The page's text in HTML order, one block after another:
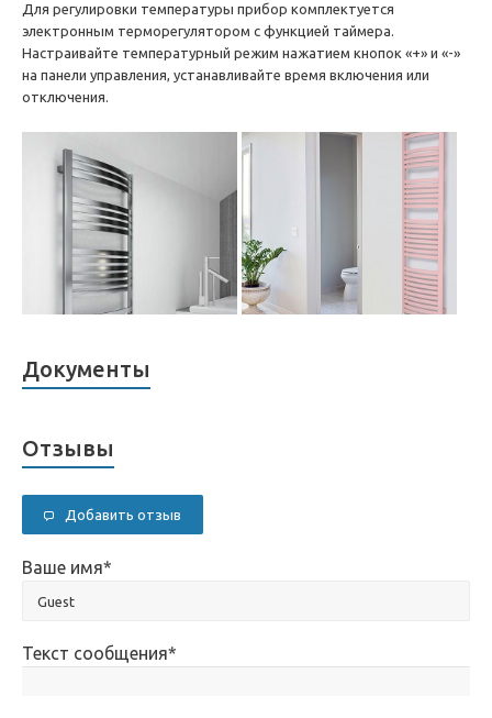
Для регулировки температуры прибор комплектуется
электронным терморегулятором с функцией таймера.
Настраивайте температурный режим нажатием кнопок «+» и «-»
на панели управления, устанавливайте время включения или
отключения.
Документы
Отзывы
Добавить отзыв
Ваше имя*
Текст сообщения*